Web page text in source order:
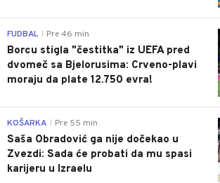
FUDBAL Pre 46 min
Borcu stigla "čestitka" iz UEFA pred
dvomeč sa Bjelorusima: Crveno-plavi
moraju da plate 12.750 evra!
KOŠARKA Pre 55 min
Saša Obradović ga nije dočekao u
Zvezdi: Sada će probati da mu spasi
karijeru u Izraelu